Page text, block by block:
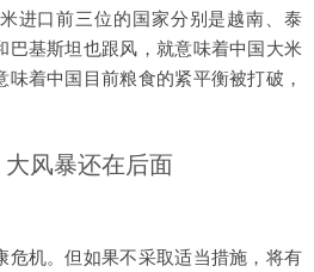
进口前三位的国家分别是越南、泰
巴基斯坦也跟风，就意味着中国大米
着中国目前粮食的紧平衡被打破，
风暴还在后面
危机。但如果不采取适当措施，将有